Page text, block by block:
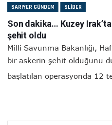
SARIYER GÜNDEM SLIDER
Son dakika… Kuzey
şehit oldu
Milli Savunma Bakanlığı,
bir askerin şehit olduğunu
başlatılan operasyonda 12